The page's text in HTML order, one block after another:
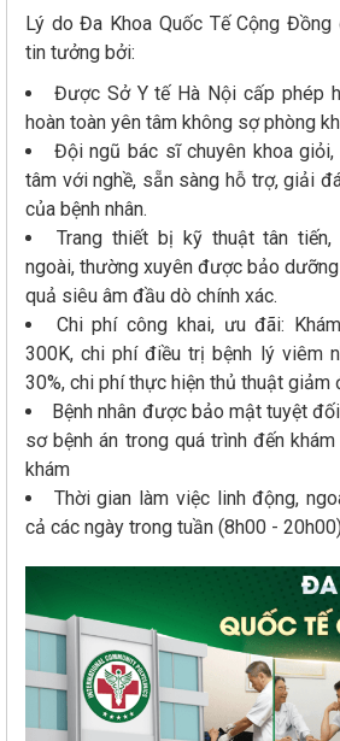
Lý do Đa Khoa Quốc Tế Cộng
tin tưởng bởi:
Được Sở Y tế Hà Nội cấp phép
hoàn toàn yên tâm không sợ phòng
Đội ngũ bác sĩ chuyên khoa giỏi,
tâm với nghề, sẵn sàng hỗ trợ, giải
của bệnh nhân.
Trang thiết bị kỹ thuật tân
ngoài, thường xuyên được bảo
quả siêu âm đầu dò chính xác.
Chi phí công khai, ưu đãi:
300K, chi phí điều trị bệnh lý viêm
30%, chi phí thực hiện thủ thuật giảm
Bệnh nhân được bảo mật tuyệt
sơ bệnh án trong quá trình đến
khám
Thời gian làm việc linh động,
cả các ngày trong tuần (8h00 -